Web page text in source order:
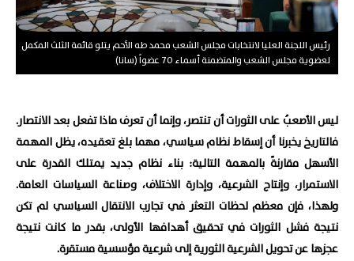
رئيس اللجنة العليا لانتخابات مجلس الشعب محمد طه الأحم يتلو قائمة الثلث المكمل
لعضوية مجلس الشعب والمتضمنة أسماء 70 عضواً (سانا)
ليس الأصعبُ على الثورات أن تنتصر، وإنما أن تعرف ماذا تفعل بعد الانتصار.
فالتاريخ يخبرنا أن إسقاط نظام سياسي، مهما بلغ تعقيده، يظل المهمة
الأسهل مقارنةً بالمهمة التالية: بناء نظام جديد يمتلك القدرة على
الاستمرار، وإنتاج الشرعية، وإدارة الاختلاف، وصناعة السياسات العامة.
ولهذا، فإن معظم لحظات التعثر في تجارب الانتقال السياسي لم تكن
نتيجة فشل الثورات في تحقيق أهدافها الأولى، بقدر ما كانت نتيجة
عجزها عن تحويل الشرعية الثورية إلى شرعية مؤسسية مستقرة.